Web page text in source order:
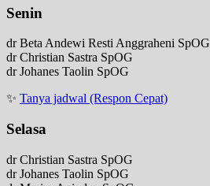
Senin
dr Beta Andewi Resti Anggraheni SpOG
dr Christian Sastra SpOG
dr Johanes Taolin SpOG
✨ Tanya jadwal (Respon Cepat)
Selasa
dr Christian Sastra SpOG
dr Johanes Taolin SpOG